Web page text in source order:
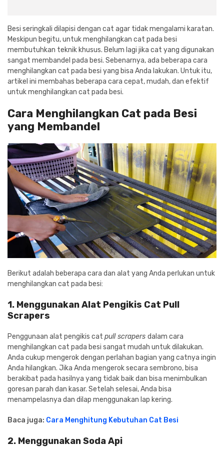
Besi seringkali dilapisi dengan cat agar tidak mengalami karatan.
Meskipun begitu, untuk menghilangkan cat pada besi
membutuhkan teknik khusus. Belum lagi jika cat yang digunakan
sangat membandel pada besi. Sebenarnya, ada beberapa cara
menghilangkan cat pada besi yang bisa Anda lakukan. Untuk itu,
artikel ini membahas beberapa cara cepat, mudah, dan efektif
untuk menghilangkan cat pada besi.
Cara Menghilangkan Cat pada Besi
yang Membandel
Berikut adalah beberapa cara dan alat yang Anda perlukan untuk
menghilangkan cat pada besi:
1. Menggunakan Alat Pengikis Cat Pull
Scrapers
Penggunaan alat pengikis cat pull scrapers dalam cara
menghilangkan cat pada besi sangat mudah untuk dilakukan.
Anda cukup mengerok dengan perlahan bagian yang catnya ingin
Anda hilangkan. Jika Anda mengerok secara sembrono, bisa
berakibat pada hasilnya yang tidak baik dan bisa menimbulkan
goresan parah dan kasar. Setelah selesai, Anda bisa
menampelasnya dan dilap menggunakan lap kering.
Baca juga: Cara Menghitung Kebutuhan Cat Besi
2. Menggunakan Soda Api